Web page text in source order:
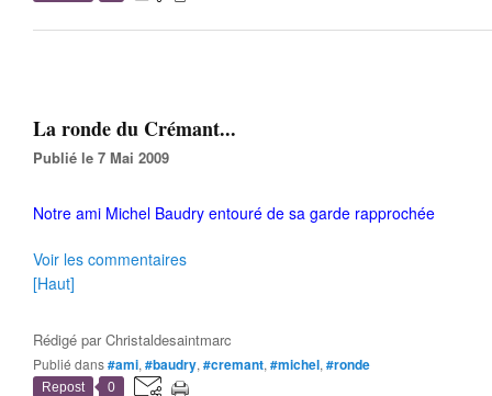
La ronde du Crémant...
Publié le 7 Mai 2009
Notre ami Michel Baudry entouré de sa garde rapprochée
Voir les commentaires
[Haut]
Rédigé parChristaldesaintmarc
Publié dans#ami, #baudry, #cremant, #michel, #ronde
Repost 0